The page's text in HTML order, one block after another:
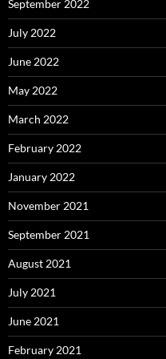
September 2022
July 2022
June 2022
May 2022
March 2022
February 2022
January 2022
November 2021
September 2021
August 2021
July 2021
June 2021
February 2021